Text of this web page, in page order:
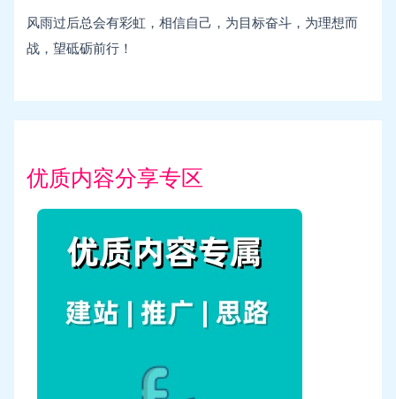
风雨过后总会有彩虹，相信自己，为目标奋斗，为理想而
战，望砥砺前行！
优质内容分享专区